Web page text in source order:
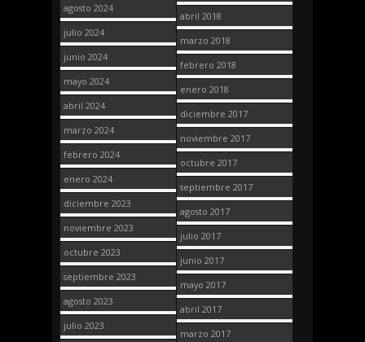
agosto 2024
julio 2024
junio 2024
mayo 2024
abril 2024
marzo 2024
febrero 2024
enero 2024
diciembre 2023
noviembre 2023
octubre 2023
septiembre 2023
agosto 2023
julio 2023
abril 2018
marzo 2018
febrero 2018
enero 2018
diciembre 2017
noviembre 2017
octubre 2017
septiembre 2017
agosto 2017
julio 2017
junio 2017
mayo 2017
abril 2017
marzo 2017